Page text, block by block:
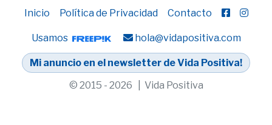
Inicio Política de Privacidad Contacto
Usamos hola@vidapositiva.com
Mi anuncio en el newsletter de Vida Positiva!
© 2015 - 2026 | Vida Positiva